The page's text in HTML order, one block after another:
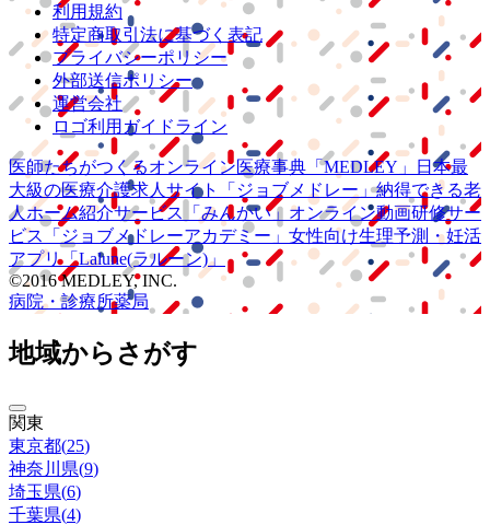
利用規約
特定商取引法に基づく表記
プライバシーポリシー
外部送信ポリシー
運営会社
ロゴ利用ガイドライン
医師たちがつくるオンライン医療事典 「MEDLEY」
日本最
大級の医療介護求人サイト 「ジョブメドレー」納得できる老
人ホーム紹介サービス
「みんかい」 オンライン動画研修サー
ビス
「ジョブメドレーアカデミー」 女性向け生理予測・妊活
アプリ「Lalune(ラルーン)」
©2016 MEDLEY, INC.
病院・診療所薬局
地域からさがす
関東
東京都(25)
神奈川県(9)
埼玉県(6)
千葉県(4)